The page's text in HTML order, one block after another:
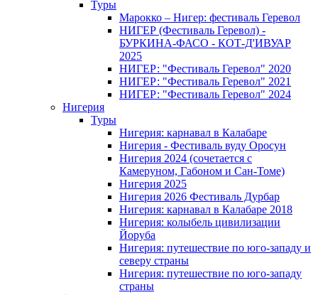
Туры
Марокко – Нигер: фестиваль Геревол
НИГЕР (Фестиваль Геревол) -
БУРКИНА-ФАСО - КОТ-Д'ИВУАР
2025
НИГЕР: "Фестиваль Геревол" 2020
НИГЕР: "Фестиваль Геревол" 2021
НИГЕР: "Фестиваль Геревол" 2024
Нигерия
Туры
Нигерия: карнавал в Калабаре
Нигерия - Фестиваль вуду Оросун
Нигерия 2024 (сочетается с
Камеруном, Габоном и Сан-Томе)
Нигерия 2025
Нигерия 2026 Фестиваль Дурбар
Нигерия: карнавал в Калабаре 2018
Нигерия: колыбель цивилизации
Йоруба
Нигерия: путешествие по юго-западу и
северу страны
Нигерия: путешествие по юго-западу
страны